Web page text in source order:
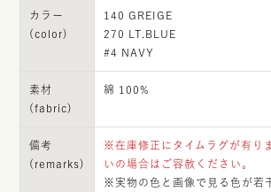
カラー
(color)
140 GREIGE
270 LT.BLUE
#4 NAVY
素材
(fabric)
綿 100%
備考
(remarks)
※在庫修正にタイムラグが有り
いの場合はご容赦ください。
※実物の色と画像で見る色が若